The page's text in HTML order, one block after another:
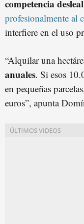
competencia desleal
profesionalmente al
interfiere en el uso
“Alquilar una
anuales. Si esos
en pequeñas
euros”, apunta